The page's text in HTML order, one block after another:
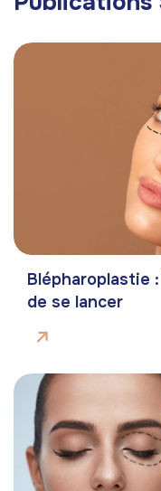
Blépharoplastie
de se lancer